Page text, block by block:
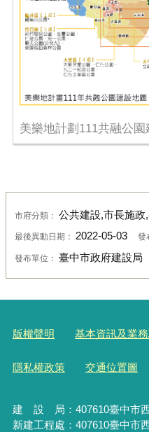
美樂地計劃111共融公園
市府分類： 公共建設,市長施政
最後異動日期： 2022-05-03 發
發布單位： 臺中市政府建設局
版權聲明 基本資訊及業
隱私權政策 交通位置圖
建 設 局： 407610臺中市
新建工程處：407610臺中市